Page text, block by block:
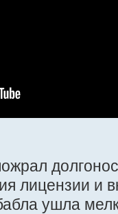
лицензии и
ушла